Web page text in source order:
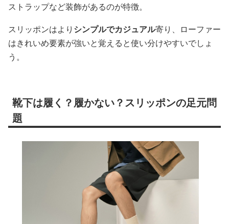
ストラップなど装飾があるのが特徴。
スリッポンはより シンプルでカジュアル寄り、ローファー
はきれいめ要素が強いと覚えると使い分けやすいでしょ
う。
靴下は履く？履かない？スリッポンの足元問
題